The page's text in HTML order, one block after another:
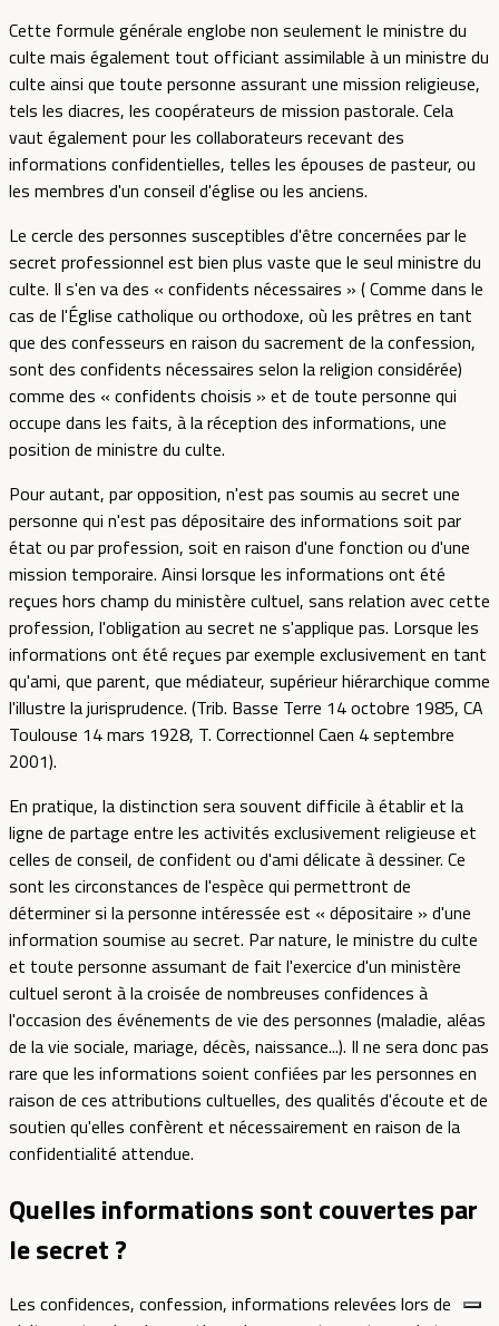
Cette formule générale englobe non seulement le ministre du
culte mais également tout officiant assimilable à un ministre du
culte ainsi que toute personne assurant une mission religieuse,
tels les diacres, les coopérateurs de mission pastorale. Cela
vaut également pour les collaborateurs recevant des
informations confidentielles, telles les épouses de pasteur, ou
les membres d'un conseil d'église ou les anciens.
Le cercle des personnes susceptibles d'être concernées par le
secret professionnel est bien plus vaste que le seul ministre du
culte. Il s'en va des « confidents nécessaires » ( Comme dans le
cas de l'Église catholique ou orthodoxe, où les prêtres en tant
que des confesseurs en raison du sacrement de la confession,
sont des confidents nécessaires selon la religion considérée)
comme des « confidents choisis » et de toute personne qui
occupe dans les faits, à la réception des informations, une
position de ministre du culte.
Pour autant, par opposition, n'est pas soumis au secret une
personne qui n'est pas dépositaire des informations soit par
état ou par profession, soit en raison d'une fonction ou d'une
mission temporaire. Ainsi lorsque les informations ont été
reçues hors champ du ministère cultuel, sans relation avec cette
profession, l'obligation au secret ne s'applique pas. Lorsque les
informations ont été reçues par exemple exclusivement en tant
qu'ami, que parent, que médiateur, supérieur hiérarchique comme
l'illustre la jurisprudence. (Trib. Basse Terre 14 octobre 1985, CA
Toulouse 14 mars 1928, T. Correctionnel Caen 4 septembre
2001).
En pratique, la distinction sera souvent difficile à établir et la
ligne de partage entre les activités exclusivement religieuse et
celles de conseil, de confident ou d'ami délicate à dessiner. Ce
sont les circonstances de l'espèce qui permettront de
déterminer si la personne intéressée est « dépositaire » d'une
information soumise au secret. Par nature, le ministre du culte
et toute personne assumant de fait l'exercice d'un ministère
cultuel seront à la croisée de nombreuses confidences à
l'occasion des événements de vie des personnes (maladie, aléas
de la vie sociale, mariage, décès, naissance...). Il ne sera donc pas
rare que les informations soient confiées par les personnes en
raison de ces attributions cultuelles, des qualités d'écoute et de
soutien qu'elles confèrent et nécessairement en raison de la
confidentialité attendue.
Quelles informations sont couvertes par
le secret ?
Les confidences, confession, informations relevées lors de